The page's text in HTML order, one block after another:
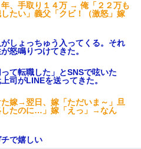
年、手取り１４万 → 俺「２２万も
たい」義父「クビ！（激怒」嫁
しょっちゅう入ってくる。それ
怒鳴りつけてきた。
て転職した」とSNSで呟いた
司がLINEを送ってきた。
嫁→翌日、嫁「ただいま～」旦
したのに…」嫁「えっ」→なん
で嬉しい